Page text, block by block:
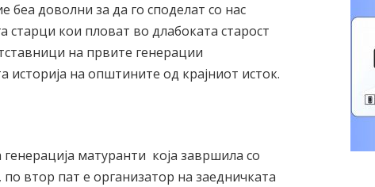
беа доволни за да го споделат со нас
старци кои пловат во длабоката старост
на првите генерации
историја на општините од крајниот исток.
матуранти која завршила со
втор пат е организатор на заедничката